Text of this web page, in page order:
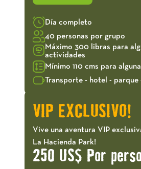
Día completo
40 personas por grupo
Máximo 300 libras para
actividades
Mínimo 110 cms para
Transporte - hotel - parque
VIP EXCLUSIVO!
Vive una aventura VIP
La Hacienda Park!
250 US$ Por